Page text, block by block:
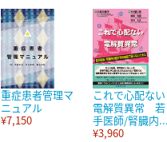
重症患者管理マ
ニュアル
¥7,150
これで心配ない
電解質異常 若
手医師/腎臓内
¥3,960